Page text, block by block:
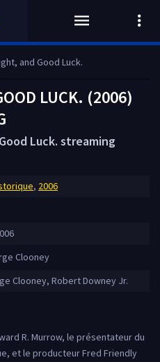
and Good Luck.
LUCK. (2006)
Luck. streaming
, 2006
Clooney
Clooney, Robert Downey Jr.
R. Murrow, le présentateur du
et le producteur Fred Friendly